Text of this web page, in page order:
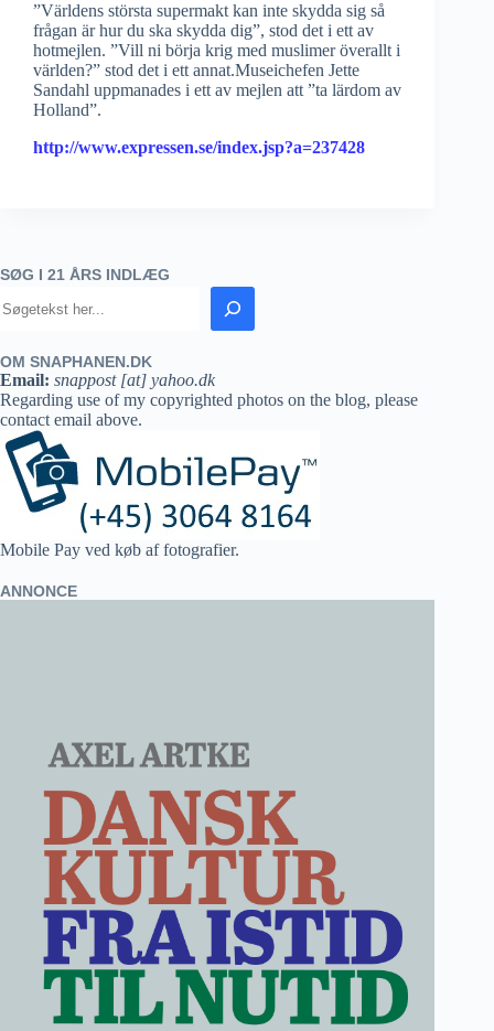
”Världens största supermakt kan inte skydda sig så
frågan är hur du ska skydda dig”, stod det i ett av
hotmejlen. ”Vill ni börja krig med muslimer överallt i
världen?” stod det i ett annat.Museichefen Jette
Sandahl uppmanades i ett av mejlen att ”ta lärdom av
Holland”.
http://www.expressen.se/index.jsp?a=237428
SØG I 21 ÅRS INDLÆG
OM SNAPHANEN.DK
Email: snappost [at] yahoo.dk
Regarding use of my copyrighted photos on the blog, please
contact email above.
Mobile Pay ved køb af fotografier.
ANNONCE